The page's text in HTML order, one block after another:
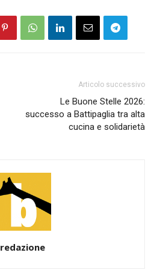
Articolo successivo
Le Buone Stelle 2026:
successo a Battipaglia tra alta
cucina e solidarietà
redazione